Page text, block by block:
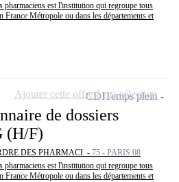
est l'institution qui regroupe tous
France Métropole ou dans les départements et
de dossiers
(H/F)
DES PHARMACI - 75 - PARIS 08
est l'institution qui regroupe tous
France Métropole ou dans les départements et
CDITemps plein
Ajouter cette offre à ma sélection